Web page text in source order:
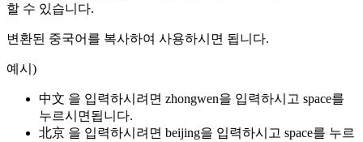
할 수 있습니다.
변환된 중국어를 복사하여 사용하시면 됩니다.
예시)
中文 을 입력하시려면 zhongwen을 입력하시고 space를
누르시면됩니다.
北京 을 입력하시려면 beijing을 입력하시고 space를 누르